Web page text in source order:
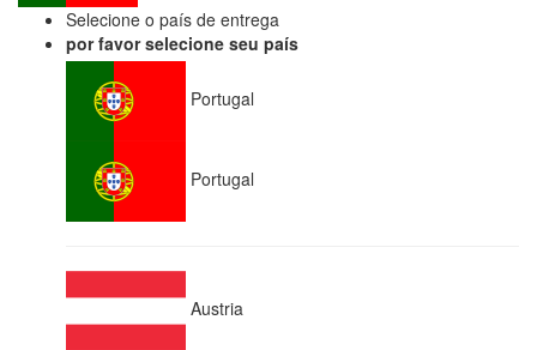
Selecione o país de entrega
por favor selecione seu país
Portugal
Portugal
Austria